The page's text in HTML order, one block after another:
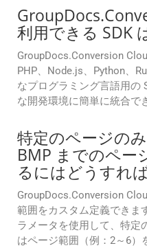
利用できる SDK
GroupDocs.Conversion
PHP、Node.js、Python、
なプログラミング言語用の
な開発環境に簡単に統合で
特定のページの
BMP までのペー
るにはどうすれ
GroupDocs.Conversion
範囲をカスタム定義できま
ラメータを使用して、特定
はページ範囲（例：2～6）